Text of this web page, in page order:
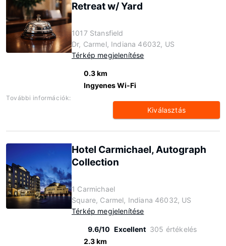
Retreat w/ Yard
1017 Stansfield
Dr, Carmel, Indiana 46032, US
Térkép megjelenítése
0.3 km
Ingyenes Wi-Fi
További információk:
Kiválasztás
Hotel Carmichael, Autograph
Collection
1 Carmichael
Square, Carmel, Indiana 46032, US
Térkép megjelenítése
9.6/10 Excellent 305 értékelés
2.3 km